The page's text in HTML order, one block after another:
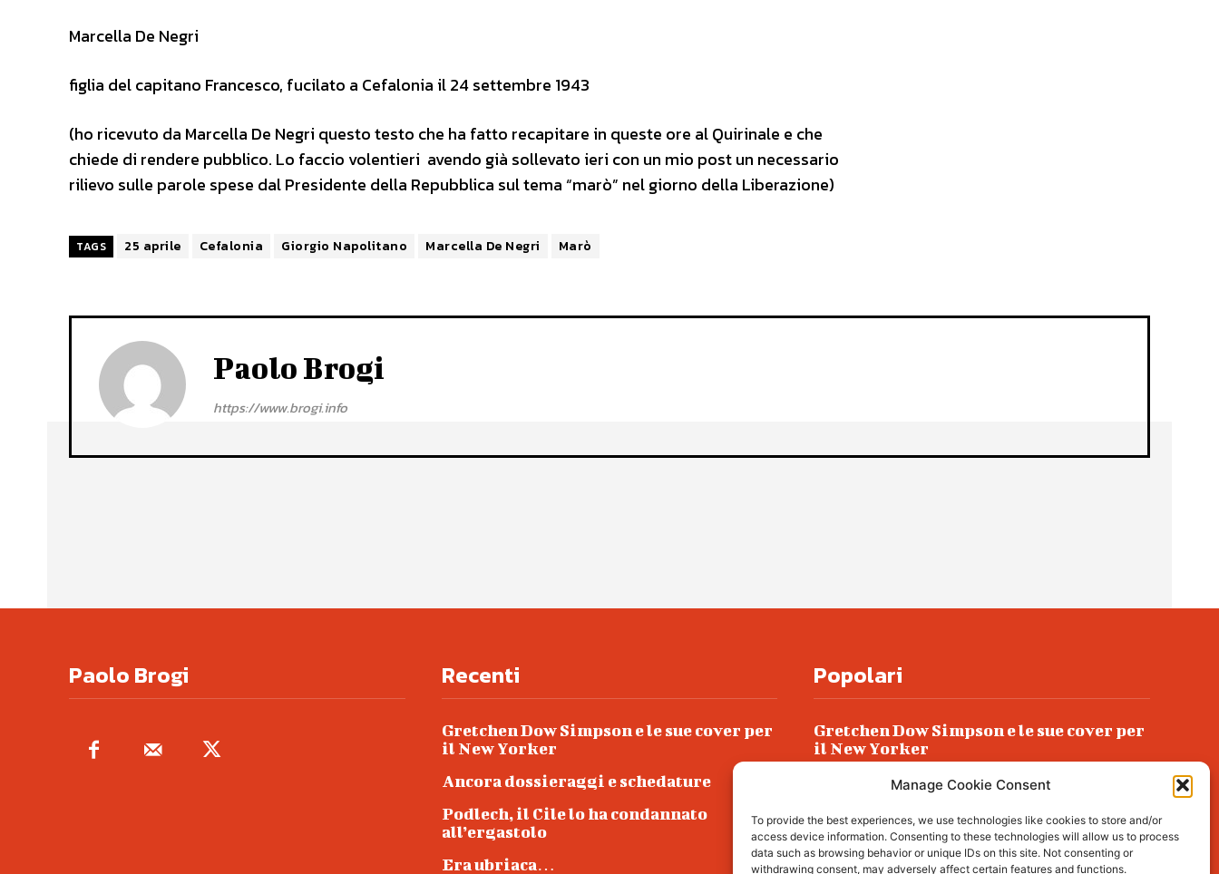
Manage Cookie Consent
To provide the best experiences, we use technologies like cookies to store and/or
access device information. Consenting to these technologies will allow us to process
data such as browsing behavior or unique IDs on this site. Not consenting or
withdrawing consent, may adversely affect certain features and functions.
Marcella De Negri
figlia del capitano Francesco, fucilato a Cefalonia il 24 settembre 1943
(ho ricevuto da Marcella De Negri questo testo che ha fatto recapitare in queste ore al Quirinale e che
chiede di rendere pubblico. Lo faccio volentieri avendo già sollevato ieri con un mio post un necessario
rilievo sulle parole spese dal Presidente della Repubblica sul tema “marò” nel giorno della Liberazione)
TAGS 25 aprile Cefalonia Giorgio Napolitano Marcella De Negri Marò
Paolo Brogi
https://www.brogi.info
Paolo Brogi Recenti
Gretchen Dow Simpson e le sue cover per
il New Yorker
Ancora dossieraggi e schedature
Podlech, il Cile lo ha condannato
all’ergastolo
Era ubriaca…
Popolari
Gretchen Dow Simpson e le sue cover per
il New Yorker
Ancora dossieraggi e schedature
Podlech, il Cile lo ha condannato
all’ergastolo
Era ubriaca…